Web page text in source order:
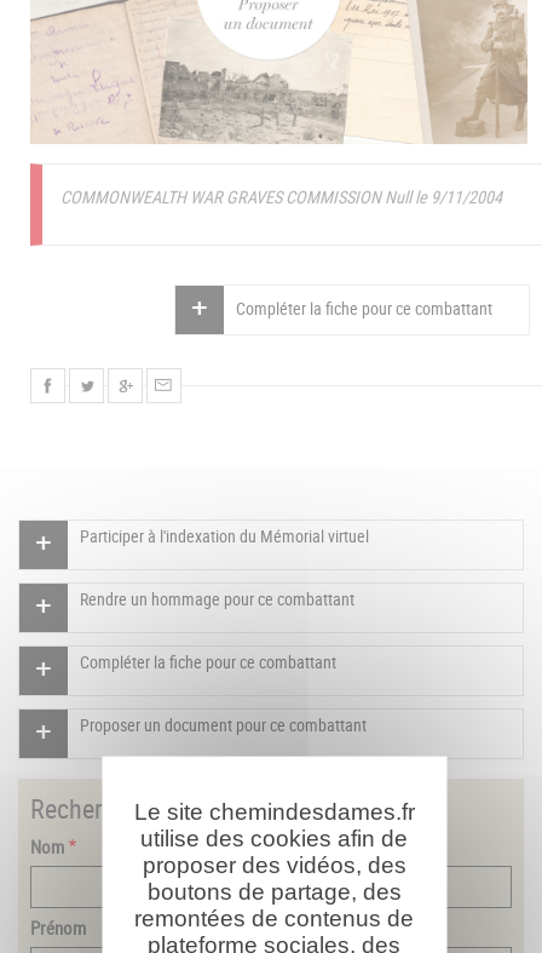
COMMONWEALTH WAR GRAVES COMMISSION Null le 9/11/2004
Compléter la fiche pour ce combattant
Participer à l'indexation du Mémorial virtuel
Rendre un hommage pour ce combattant
Compléter la fiche pour ce combattant
Proposer un document pour ce combattant
Rechercherun combattant
Nom
Prénom
Le site chemindesdames.fr
utilise des cookies afin de
proposer des vidéos, des
boutons de partage, des
remontées de contenus de
plateforme sociales, des